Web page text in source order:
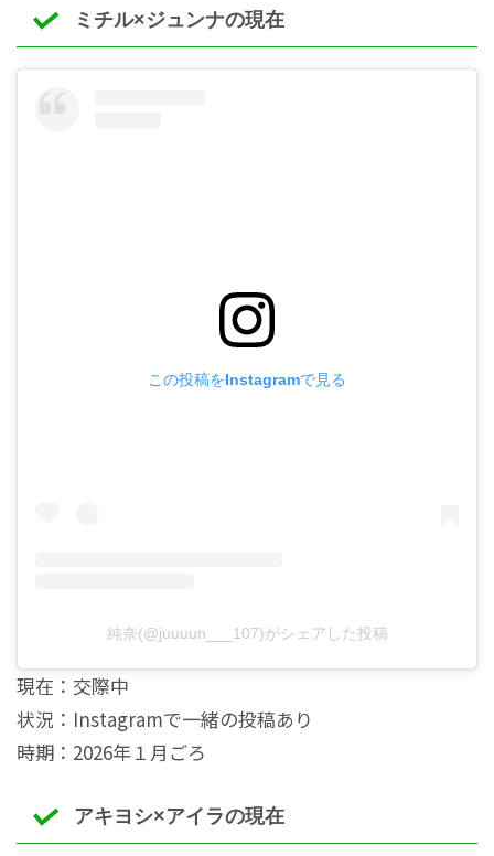
ミチル×ジュンナの現在
この投稿をInstagramで見る
純奈(@juuuun___107)がシェアした投稿
現在：交際中
状況：Instagramで一緒の投稿あり
時期：2026年１月ごろ
アキヨシ×アイラの現在